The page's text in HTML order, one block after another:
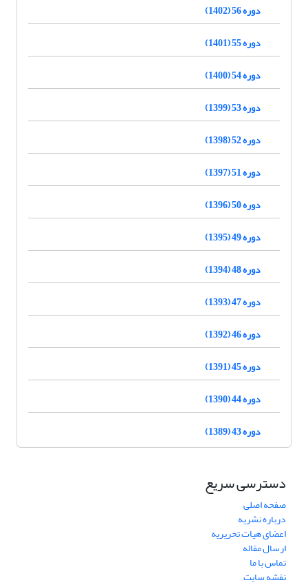
دوره 56 (1402)
دوره 55 (1401)
دوره 54 (1400)
دوره 53 (1399)
دوره 52 (1398)
دوره 51 (1397)
دوره 50 (1396)
دوره 49 (1395)
دوره 48 (1394)
دوره 47 (1393)
دوره 46 (1392)
دوره 45 (1391)
دوره 44 (1390)
دوره 43 (1389)
دسترسی سریع
صفحه اصلی
درباره نشریه
اعضای هیات تحریریه
ارسال مقاله
تماس با ما
نقشه سایت